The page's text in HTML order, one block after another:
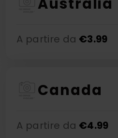
Australia
A partire da €3.99
Canada
A partire da €4.99